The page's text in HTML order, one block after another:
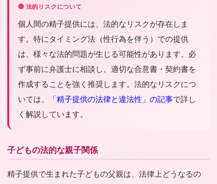
🔴 法的リスクについて
個人間の精子提供には、法的なリスクが存在しま
す。特にタイミング法（性行為を伴う）での提供
は、様々な法的問題が生じる可能性があります。必
ず事前に弁護士に相談し、適切な合意書・契約書を
作成することを強く推奨します。法的なリスクにつ
いては、
「精子提供の法律と違法性」の記事で詳し
く解説しています。
子どもの法的な親子関係
精子提供で生まれた子どもの父親は、法律上どうなるの